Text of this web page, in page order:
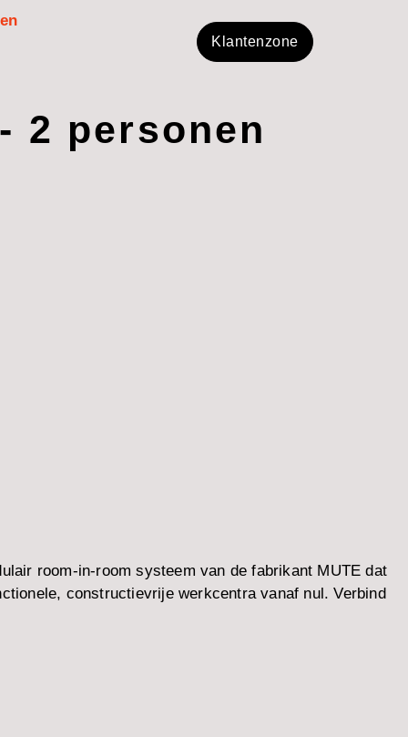
Klantenzone
2 personen
room-in-room systeem van de fabrikant MUTE dat
constructievrije werkcentra vanaf nul. Verbind